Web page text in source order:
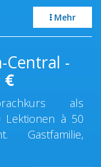
Mehr
Central -
€
als
Lektionen à 50
Gastfamilie,